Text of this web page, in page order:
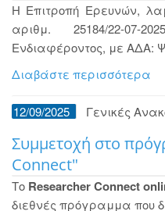
Η Επιτροπή Ερευνών,
αριθμ. 25184/22-07-
Ενδιαφέροντος, με ΑΔΑ:
Διαβάστε περισσότερα
12/09/2025 Γενικές
Συμμετοχή στο
Connect"
Το Researcher Connect
διεθνές πρόγραμμα που